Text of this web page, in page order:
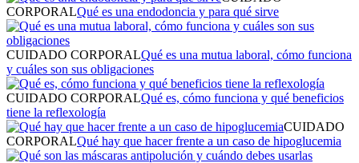
CORPORALQué es una endodoncia y para qué sirve
CUIDADO CORPORALQué es una mutua laboral, cómo funciona
y cuáles son sus obligaciones
CUIDADO CORPORALQué es, cómo funciona y qué beneficios
tiene la reflexología
CUIDADO
CORPORALQué hay que hacer frente a un caso de hipoglucemia